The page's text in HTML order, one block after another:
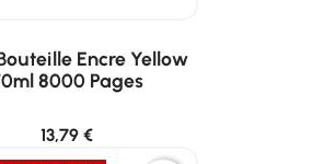
Encre Yellow
8000 Pages
13,79 €